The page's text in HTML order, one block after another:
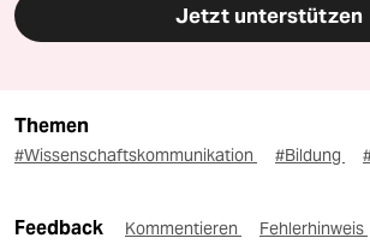
Jetzt unterstützen
Themen
#Wissenschaftskommunikation #Bildung
Feedback Kommentieren Fehlerhinweis